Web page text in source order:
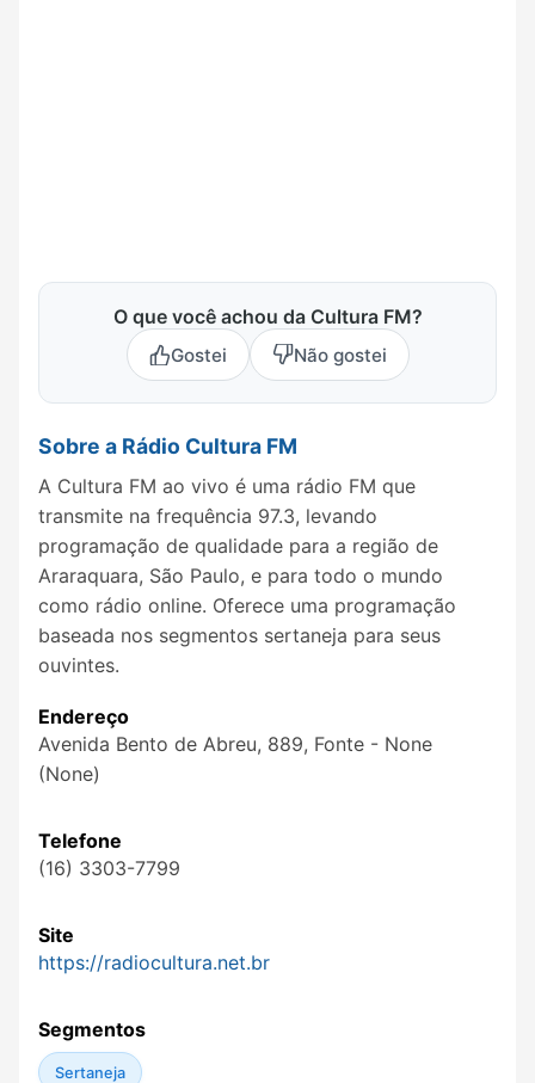
O que você achou da Cultura FM?
Gostei Não gostei
Sobre a Rádio Cultura FM
A Cultura FM ao vivo é uma rádio FM que
transmite na frequência 97.3, levando
programação de qualidade para a região de
Araraquara, São Paulo, e para todo o mundo
como rádio online. Oferece uma programação
baseada nos segmentos sertaneja para seus
ouvintes.
Endereço
Avenida Bento de Abreu, 889, Fonte - None
(None)
Telefone
(16) 3303-7799
Site
https://radiocultura.net.br
Segmentos
Sertaneja